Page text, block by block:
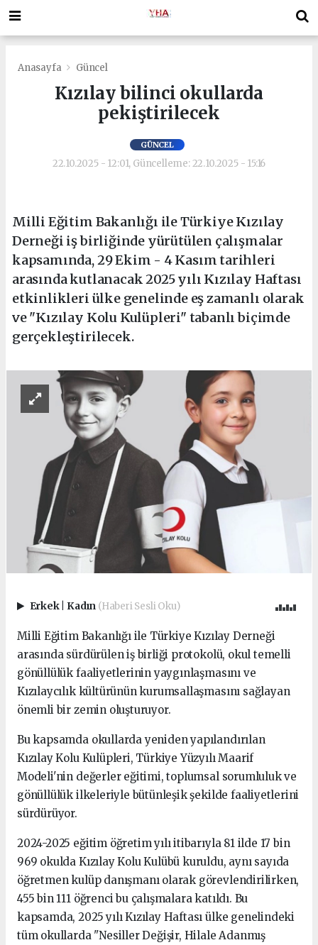
Anasayfa Güncel
Kızılay bilinci okullarda
pekiştirilecek
GÜNCEL
22.10.2025 - 12:01, Güncelleme: 22.10.2025 - 15:16
Milli Eğitim Bakanlığı ile Türkiye Kızılay
Derneği iş birliğinde yürütülen çalışmalar
kapsamında, 29 Ekim - 4 Kasım tarihleri
arasında kutlanacak 2025 yılı Kızılay Haftası
etkinlikleri ülke genelinde eş zamanlı olarak
ve "Kızılay Kolu Kulüpleri" tabanlı biçimde
gerçekleştirilecek.
Erkek Kadın (Haberi Sesli Oku)
Milli Eğitim Bakanlığı ile Türkiye Kızılay Derneği
arasında sürdürülen iş birliği protokolü, okul temelli
gönüllülük faaliyetlerinin yaygınlaşmasını ve
Kızılaycılık kültürünün kurumsallaşmasını sağlayan
önemli bir zemin oluşturuyor.
Bu kapsamda okullarda yeniden yapılandırılan
Kızılay Kolu Kulüpleri, Türkiye Yüzyılı Maarif
Modeli'nin değerler eğitimi, toplumsal sorumluluk ve
gönüllülük ilkeleriyle bütünleşik şekilde faaliyetlerini
sürdürüyor.
2024-2025 eğitim öğretim yılı itibarıyla 81 ilde 17 bin
969 okulda Kızılay Kolu Kulübü kuruldu, aynı sayıda
öğretmen kulüp danışmanı olarak görevlendirilirken,
455 bin 111 öğrenci bu çalışmalara katıldı. Bu
kapsamda, 2025 yılı Kızılay Haftası ülke genelindeki
tüm okullarda "Nesiller Değişir, Hilale Adanmış